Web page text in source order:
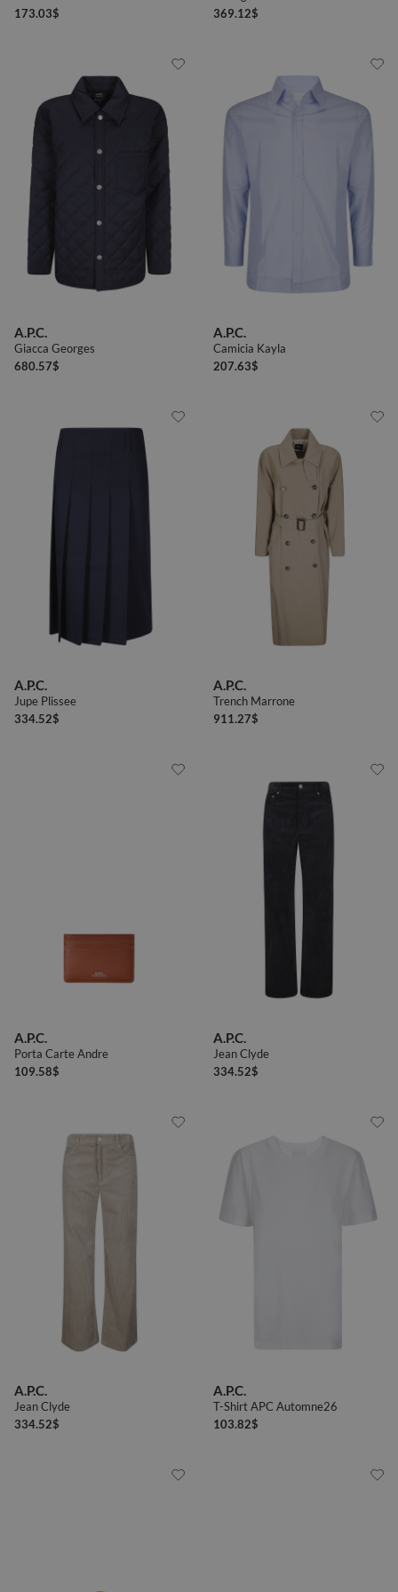
173.03$
369.12$
A.P.C.
Giacca Georges
680.57$
A.P.C.
Camicia Kayla
207.63$
A.P.C.
Jupe Plissee
334.52$
A.P.C.
Trench Marrone
911.27$
A.P.C.
Porta Carte Andre
109.58$
A.P.C.
Jean Clyde
334.52$
A.P.C.
Jean Clyde
334.52$
A.P.C.
T-Shirt APC Automne26
103.82$